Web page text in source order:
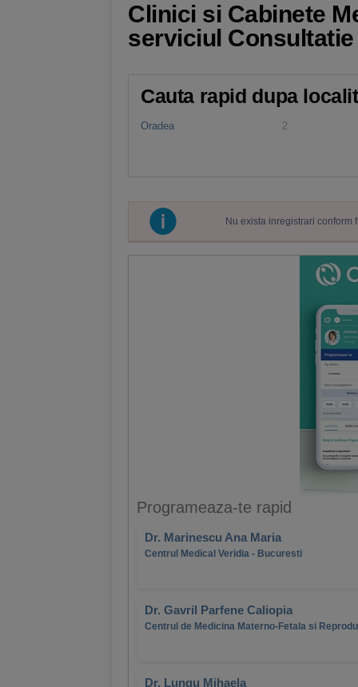
Clinici si Cabinete
serviciul
Cauta rapid dupa
Oradea 2
Nu exista inregistrari
Programeaza-te rapid
Dr. Marinescu Ana Maria
Centrul Medical Veridia - Bucuresti
Dr. Gavril Parfene Caliopia
Centrul de Medicina Materno-Fetala si
Dr. Lungu Mihaela